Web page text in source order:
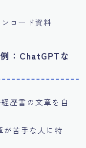
ロード資料
：ChatGPTな
歴書の文章を自
が苦手な人に特